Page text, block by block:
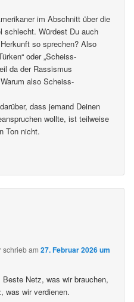
im Abschnitt über die
schlecht. Würdest Du auch
so sprechen? Also
oder „Scheiss-
da der Rassismus
also Scheiss-
dass jemand Deinen
wollte, ist teilweise
Ton nicht.
schriebam27. Februar 2026 um
Netz, was wir brauchen,
was wir verdienen.